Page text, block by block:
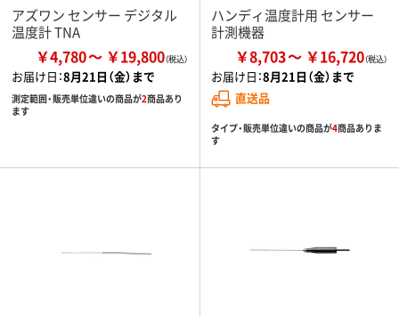
アズワン センサー デジタル
温度計 TNA
￥4,780 ￥19,800
お届け日：8月21日（金）まで
測定範囲・販売単位違いの商品が2商品あり
ます
ハンディ温度計用 センサー
計測機器
￥8,703 ￥16,720
お届け日：8月21日（金）まで
直送品
タイプ・販売単位違いの商品が4商品ありま
す